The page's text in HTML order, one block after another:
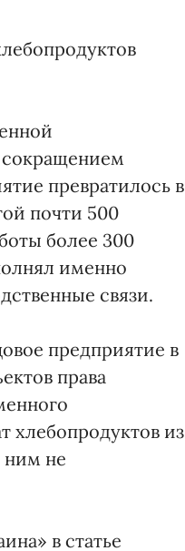
сокращением
превратилось в
почти 500
более 300
именно
связи.
предприятие в
права
хлебопродуктов из
ним не
в статье